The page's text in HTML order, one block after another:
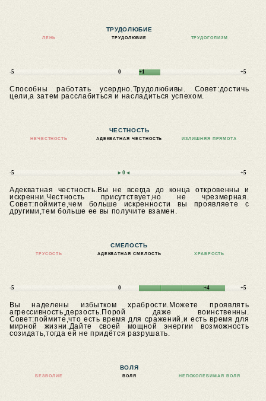
ТРУДОЛЮБИЕ
ЛЕНЬ ТРУДОЛЮБИЕ ТРУДОГОЛИЗМ
-5 0 +1 +5
Способны работать усердно.Трудолюбивы. Совет:достичь
цели,а затем расслабиться и насладиться успехом.
ЧЕСТНОСТЬ
НЕЧЕСТНОСТЬ АДЕКВАТНАЯ ЧЕСТНОСТЬ ИЗЛИШНЯЯ ПРЯМОТА
-5 ►0◄ +5
Адекватная честность.Вы не всегда до конца откровенны и
искренни.Честность присутствует,но не чрезмерная.
Совет:поймите,чем больше искренности вы проявляете с
другими,тем больше ее вы получите взамен.
СМЕЛОСТЬ
ТРУСОСТЬ АДЕКВАТНАЯ СМЕЛОСТЬ ХРАБРОСТЬ
-5 0 +4 +5
Вы наделены избытком храбрости.Можете проявлять
агрессивность,дерзость.Порой даже воинственны.
Совет:поймите,что есть время для сражений,и есть время для
мирной жизни.Дайте своей мощной энергии возможность
созидать,тогда ей не придётся разрушать.
ВОЛЯ
БЕЗВОЛИЕ ВОЛЯ НЕПОКОЛЕБИМАЯ ВОЛЯ